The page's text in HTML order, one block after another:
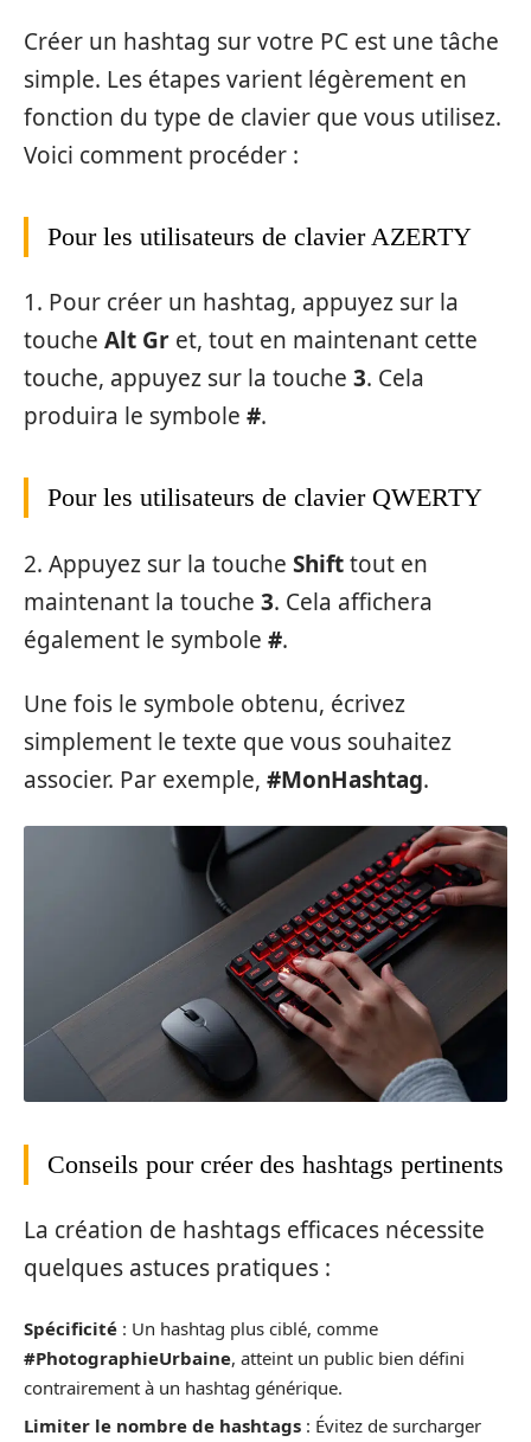
Créer un hashtag sur votre PC est une tâche
simple. Les étapes varient légèrement en
fonction du type de clavier que vous utilisez.
Voici comment procéder :
Pour les utilisateurs de clavier AZERTY
1. Pour créer un hashtag, appuyez sur la
touche Alt Gr et, tout en maintenant cette
touche, appuyez sur la touche 3. Cela
produira le symbole #.
Pour les utilisateurs de clavier QWERTY
2. Appuyez sur la touche Shifttout en
maintenant la touche 3. Cela affichera
également le symbole #.
Une fois le symbole obtenu, écrivez
simplement le texte que vous souhaitez
associer. Par exemple, #MonHashtag.
Conseils pour créer des hashtags pertinents
La création de hashtags efficaces nécessite
quelques astuces pratiques :
Spécificité : Un hashtag plus ciblé, comme
#PhotographieUrbaine, atteint un public bien défini
contrairement à un hashtag générique.
Limiter le nombre de hashtags : Évitez de surcharger